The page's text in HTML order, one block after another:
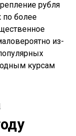
рубля
по более
из-
курсам